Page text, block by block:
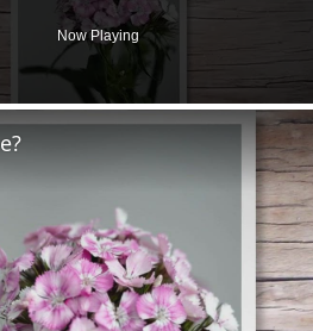
Now Playing